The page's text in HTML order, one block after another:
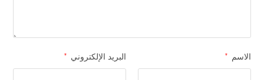
الاسم * البريد الإلكتروني *